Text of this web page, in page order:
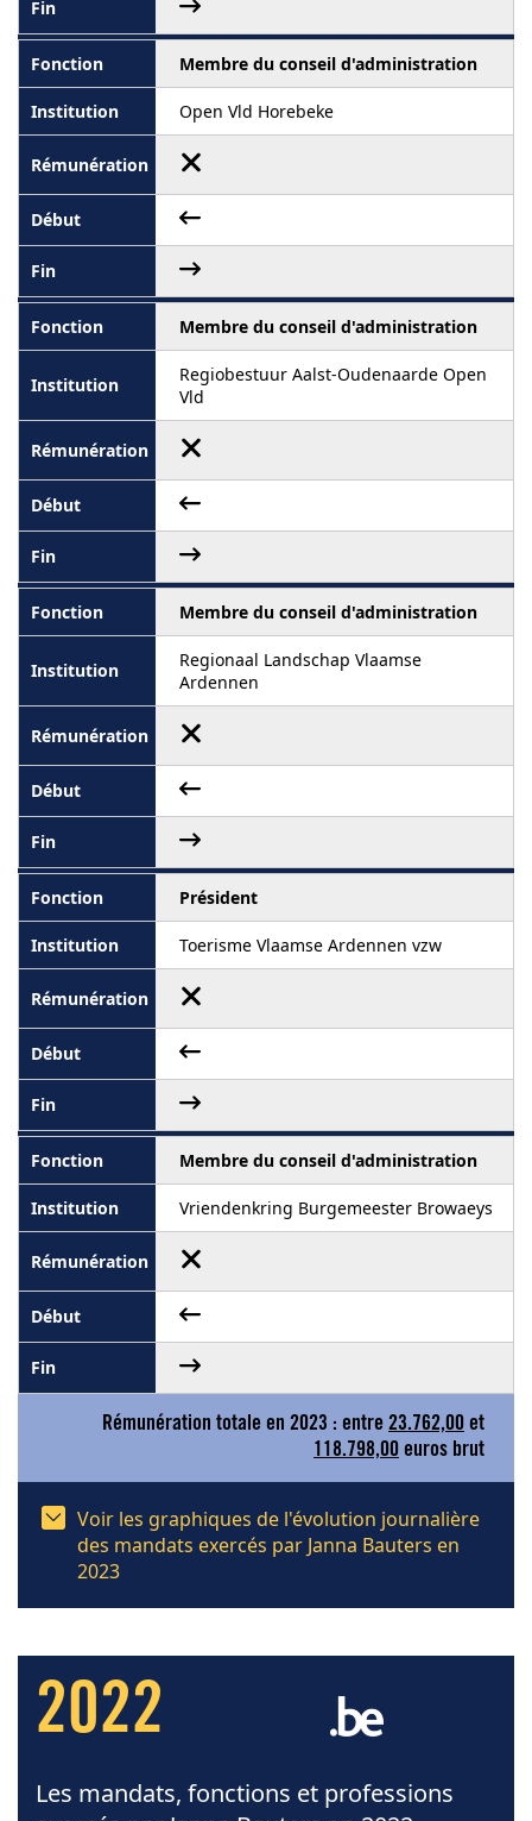
Membre du conseil d'administration
Open Vld Horebeke
Membre du conseil d'administration
Regiobestuur Aalst-Oudenaarde Open
Vld
Membre du conseil d'administration
Regionaal Landschap Vlaamse
Ardennen
Président
Toerisme Vlaamse Ardennen vzw
Membre du conseil d'administration
Vriendenkring Burgemeester Browaeys
Rémunération totale en 2023 : entre 23.762,00 et
118.798,00 euros brut
Voir les graphiques de l'évolution journalière
des mandats exercés par Janna Bauters en
2023
2022
Les mandats, fonctions et professions